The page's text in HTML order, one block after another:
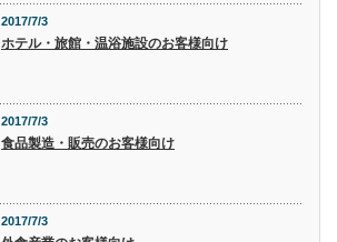
2017/7/3
ホテル・旅館・温浴施設のお客様向け
2017/7/3
食品製造・販売のお客様向け
2017/7/3